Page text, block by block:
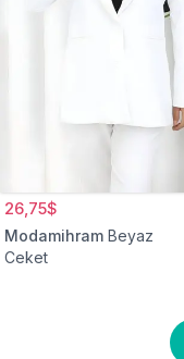
26,75$
Modamihram Beyaz
Ceket